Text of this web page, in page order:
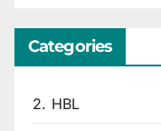
Categories
2. HBL